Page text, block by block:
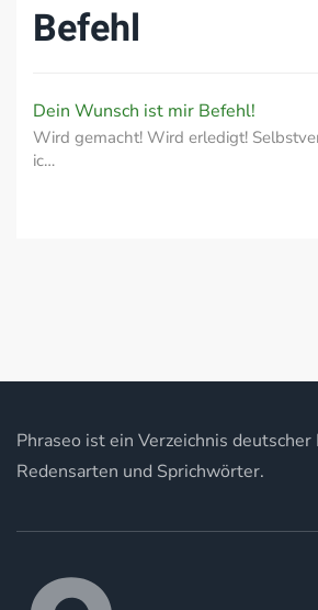
Befehl
Dein Wunsch ist mir Befehl!
Wird gemacht! Wird erledigt!
ic…
Phraseo ist ein Verzeichnis
Redensarten und Sprichwörter.